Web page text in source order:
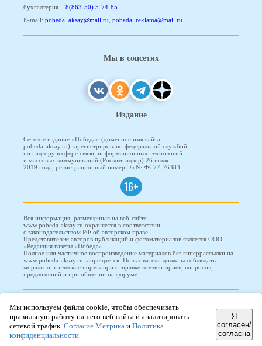
бухгалтерия – 8(863-50) 5-74-85
E-mail: pobeda_aksay@mail.ru pobeda_reklama@mail.ru
Мы в соцсетях
Издание
Сетевое издание «Победа» (доменное имя сайта
pobeda-aksay.ru) зарегистрировано федеральной службой
по надзору в сфере связи, информационных технологий
и массовых коммуникаций (Роскомнадзор) 26 июля
2019 года, регистрационный номер Эл № ФС77-76383
16+
Вся информация, размещенная на веб-сайте
www.pobeda-aksay.ru охраняется в соответствии
с законодательством РФ об авторском праве.
Представителем авторов публикаций и фотоматериалов является ООО
«Редакция газеты «Победа».
Полное или частичное воспроизведение материалов без гиперрассылки на
www.pobeda-aksay.ru запрещается. Пользователи должны соблюдать
морально-этические нормы при отправке комментариев, вопросов,
предложений и при общении на форуме
ПОБЕДА © 2010-2026
ООО "Проводник"
Мы используем файлы cookie, чтобы обеспечивать
правильную работу нашего веб-сайта и анализировать
сетевой трафик. Согласие Метрика и Политика
конфиденциальности
Я
согласен/
согласна